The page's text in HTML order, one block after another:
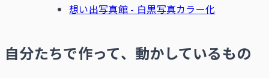
想い出写真館 - 白黒写真カラー化
自分たちで作って、動かしているもの